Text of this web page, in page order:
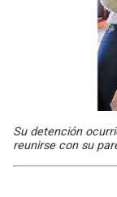
Su detención
reunirse con su